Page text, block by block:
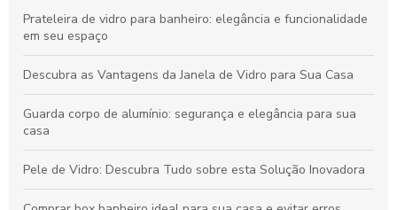
Prateleira de vidro para banheiro: elegância e funcionalidade
em seu espaço
Descubra as Vantagens da Janela de Vidro para Sua Casa
Guarda corpo de alumínio: segurança e elegância para sua
casa
Pele de Vidro: Descubra Tudo sobre esta Solução Inovadora